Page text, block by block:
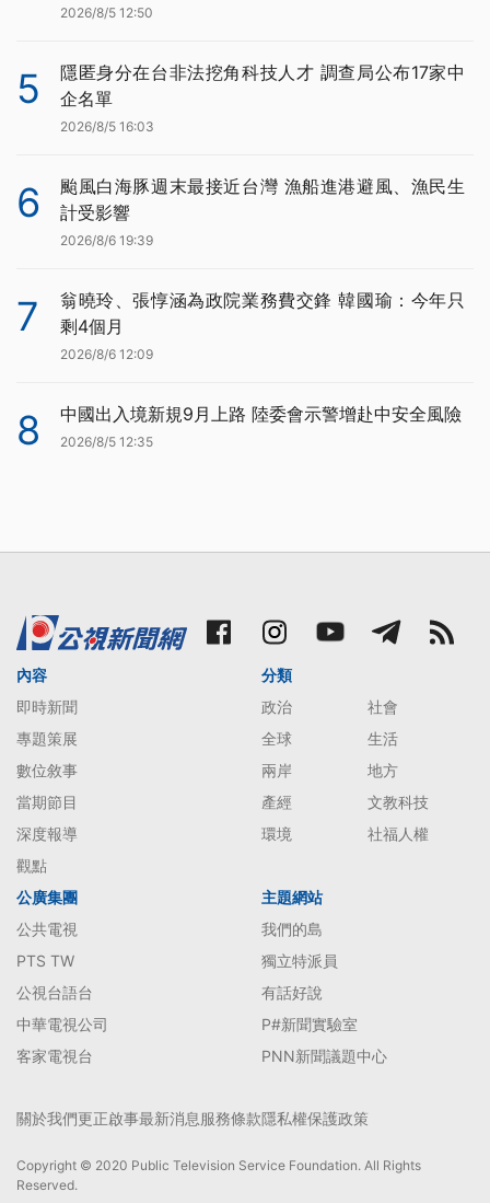
2026/8/5 12:50
5
隱匿身分在台非法挖角科技人才 調查局公布17家中
企名單
2026/8/5 16:03
6
颱風白海豚週末最接近台灣 漁船進港避風、漁民生
計受影響
2026/8/6 19:39
7
翁曉玲、張惇涵為政院業務費交鋒 韓國瑜：今年只
剩4個月
2026/8/6 12:09
8 中國出入境新規9月上路 陸委會示警增赴中安全風險
2026/8/5 12:35
內容
即時新聞
專題策展
數位敘事
當期節目
深度報導
觀點
分類
政治
社會
全球
生活
兩岸
地方
產經
文教科技
環境
社福人權
公廣集團
公共電視
PTS TW
公視台語台
中華電視公司
客家電視台
主題網站
我們的島
獨立特派員
有話好說
P#新聞實驗室
PNN新聞議題中心
關於我們更正啟事最新消息服務條款隱私權保護政策
Copyright © 2020 Public Television Service Foundation. All Rights
Reserved.